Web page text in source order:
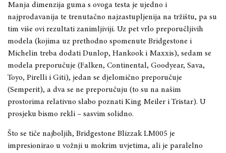
Manja dimenzija guma s ovoga testa je ujedno i
najprodavanija te trenutačno najzastupljenija na tržištu, pa su
tim više ovi rezultati zanimljiviji. Uz pet vrlo preporučljivih
modela (kojima uz prethodno spomenute Bridgestone i
Michelin treba dodati Dunlop, Hankook i Maxxis), sedam se
modela preporučuje (Falken, Continental, Goodyear, Sava,
Toyo, Pirelli i Giti), jedan se djelomično preporučuje
(Semperit), a dva se ne preporučuju (to su na našim
prostorima relativno slabo poznati King Meiler i Tristar). U
prosjeku bismo rekli – sasvim solidno.
Što se tiče najboljih, Bridgestone Blizzak LM005 je
impresionirao u vožnji u mokrim uvjetima, ali je paralelno